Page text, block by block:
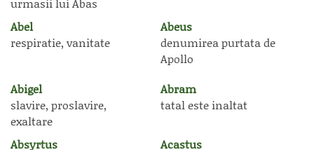
Abel
respiratie, vanitate
Abeus
denumirea purtata de
Apollo
Abigel
slavire, proslavire,
exaltare
Abram
tatal este inaltat
Absyrtus
Acastus